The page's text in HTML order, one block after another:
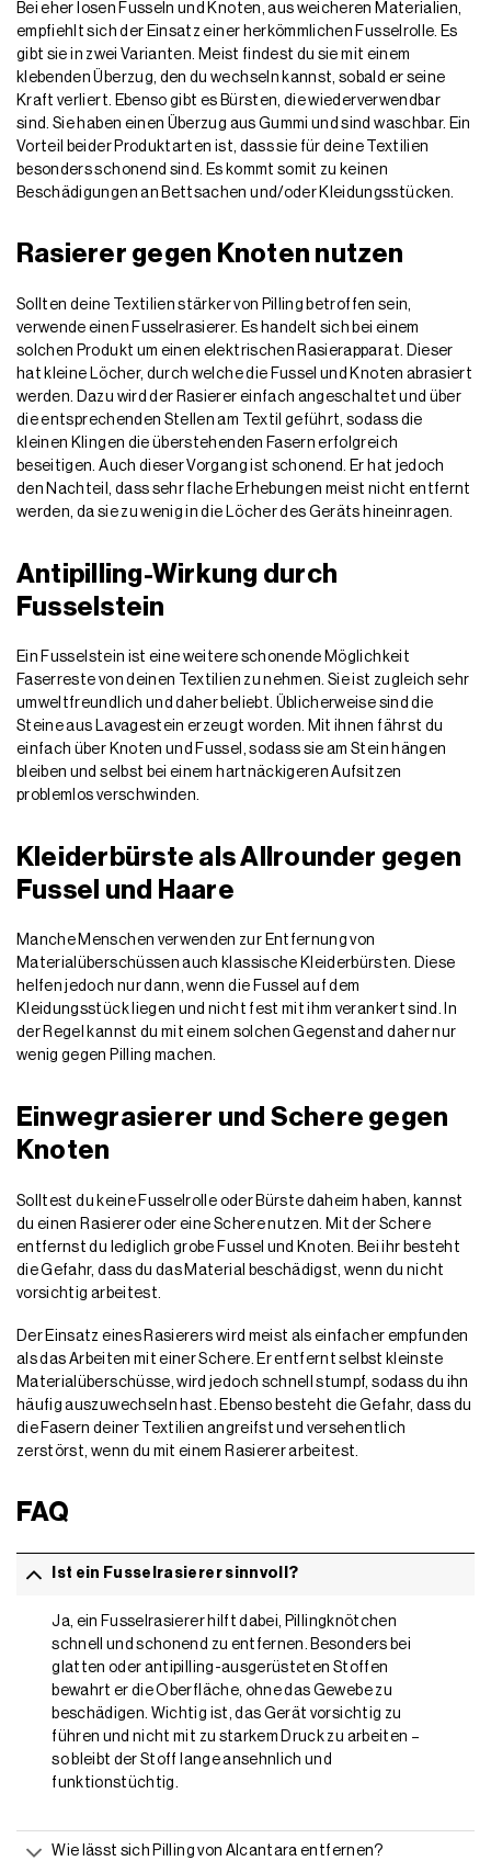
Bei eher losen Fusseln und Knoten, aus weicheren Materialien,
empfiehlt sich der Einsatz einer herkömmlichen Fusselrolle. Es
gibt sie in zwei Varianten. Meist findest du sie mit einem
klebenden Überzug, den du wechseln kannst, sobald er seine
Kraft verliert. Ebenso gibt es Bürsten, die wiederverwendbar
sind. Sie haben einen Überzug aus Gummi und sind waschbar. Ein
Vorteil beider Produktarten ist, dass sie für deine Textilien
besonders schonend sind. Es kommt somit zu keinen
Beschädigungen an Bettsachen und/oder Kleidungsstücken.
Rasierer gegen Knoten nutzen
Sollten deine Textilien stärker von Pilling betroffen sein,
verwende einen Fusselrasierer. Es handelt sich bei einem
solchen Produkt um einen elektrischen Rasierapparat. Dieser
hat kleine Löcher, durch welche die Fussel und Knoten abrasiert
werden. Dazu wird der Rasierer einfach angeschaltet und über
die entsprechenden Stellen am Textil geführt, sodass die
kleinen Klingen die überstehenden Fasern erfolgreich
beseitigen. Auch dieser Vorgang ist schonend. Er hat jedoch
den Nachteil, dass sehr flache Erhebungen meist nicht entfernt
werden, da sie zu wenig in die Löcher des Geräts hineinragen.
Antipilling-Wirkung durch
Fusselstein
Ein Fusselstein ist eine weitere schonende Möglichkeit
Faserreste von deinen Textilien zu nehmen. Sie ist zugleich sehr
umweltfreundlich und daher beliebt. Üblicherweise sind die
Steine aus Lavagestein erzeugt worden. Mit ihnen fährst du
einfach über Knoten und Fussel, sodass sie am Stein hängen
bleiben und selbst bei einem hartnäckigeren Aufsitzen
problemlos verschwinden.
Kleiderbürste als Allrounder gegen
Fussel und Haare
Manche Menschen verwenden zur Entfernung von
Materialüberschüssen auch klassische Kleiderbürsten. Diese
helfen jedoch nur dann, wenn die Fussel auf dem
Kleidungsstück liegen und nicht fest mit ihm verankert sind. In
der Regel kannst du mit einem solchen Gegenstand daher nur
wenig gegen Pilling machen.
Einwegrasierer und Schere gegen
Knoten
Solltest du keine Fusselrolle oder Bürste daheim haben, kannst
du einen Rasierer oder eine Schere nutzen. Mit der Schere
entfernst du lediglich grobe Fussel und Knoten. Bei ihr besteht
die Gefahr, dass du das Material beschädigst, wenn du nicht
vorsichtig arbeitest.
Der Einsatz eines Rasierers wird meist als einfacher empfunden
als das Arbeiten mit einer Schere. Er entfernt selbst kleinste
Materialüberschüsse, wird jedoch schnell stumpf, sodass du ihn
häufig auszuwechseln hast. Ebenso besteht die Gefahr, dass du
die Fasern deiner Textilien angreifst und versehentlich
zerstörst, wenn du mit einem Rasierer arbeitest.
FAQ
Ist ein Fusselrasierer sinnvoll?
Ja, ein Fusselrasierer hilft dabei, Pillingknötchen
schnell und schonend zu entfernen. Besonders bei
glatten oder antipilling-ausgerüsteten Stoffen
bewahrt er die Oberfläche, ohne das Gewebe zu
beschädigen. Wichtig ist, das Gerät vorsichtig zu
führen und nicht mit zu starkem Druck zu arbeiten –
so bleibt der Stoff lange ansehnlich und
funktionstüchtig.
Wie lässt sich Pilling von Alcantara entfernen?